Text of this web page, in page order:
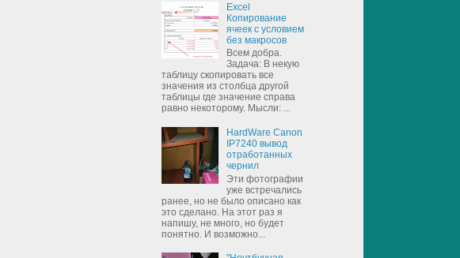
Excel
Копирование
ячеек с условием
без макросов
Всем добра.
Задача: В некую
таблицу скопировать все
значения из столбца другой
таблицы где значение справа
равно некоторому. Мысли: ...
HardWare Canon
IP7240 вывод
отработанных
чернил
Эти фотографии
уже встречались
ранее, но не было описано как
это сделано. На этот раз я
напишу, не много, но будет
понятно. И возможно...